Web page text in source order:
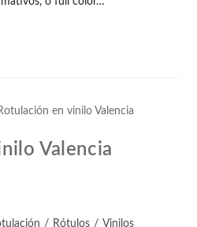
Valencia
/ Rótulos / Vinilos